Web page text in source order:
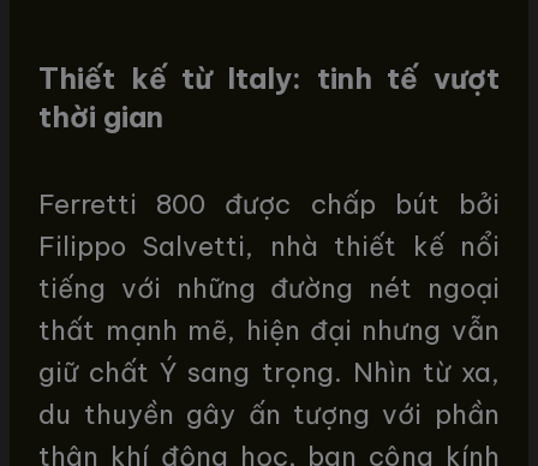
Thiết kế từ Italy: tinh tế vượt
thời gian
Ferretti 800 được chấp bút bởi
Filippo Salvetti, nhà thiết kế nổi
tiếng với những đường nét ngoại
thất mạnh mẽ, hiện đại nhưng vẫn
giữ chất Ý sang trọng. Nhìn từ xa,
du thuyền gây ấn tượng với phần
thân khí động học, ban công kính